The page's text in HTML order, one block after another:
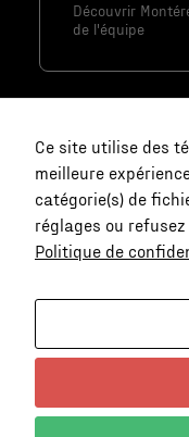
Découvrir
de l'équipe
Ce site utilise des
meilleure
catégorie(s) de
réglages ou
Politique de